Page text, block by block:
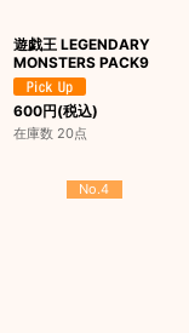
遊戯王 LEGENDARY
MONSTERS PACK9
600円(税込)
在庫数 20点
No.4